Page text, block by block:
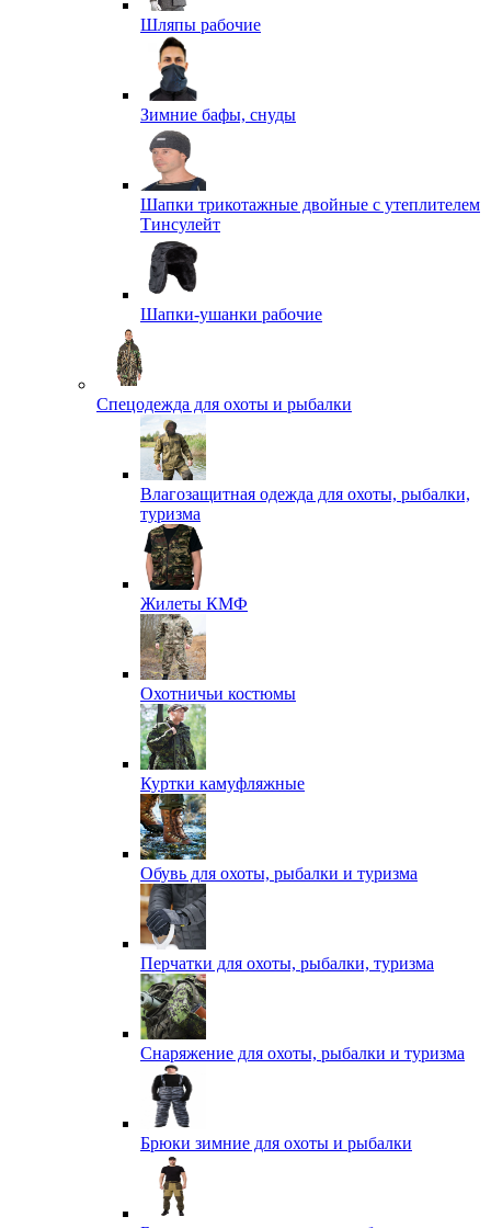
Шляпы рабочие
Зимние бафы, снуды
Шапки трикотажные двойные с утеплителем
Тинсулейт
Шапки-ушанки рабочие
Спецодежда для охоты и рыбалки
Влагозащитная одежда для охоты, рыбалки,
туризма
Жилеты КМФ
Охотничьи костюмы
Куртки камуфляжные
Обувь для охоты, рыбалки и туризма
Перчатки для охоты, рыбалки, туризма
Снаряжение для охоты, рыбалки и туризма
Брюки зимние для охоты и рыбалки